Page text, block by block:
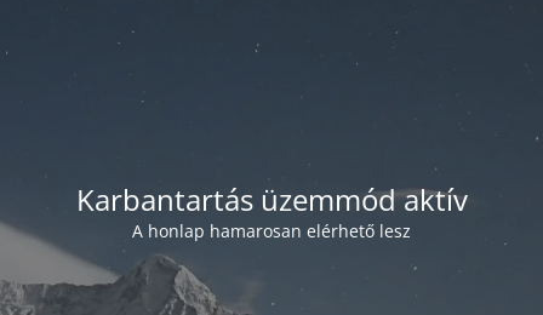
Karbantartás üzemmód aktív
A honlap hamarosan elérhető lesz